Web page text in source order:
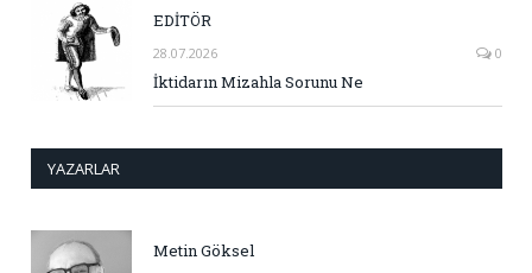
EDİTÖR
28.07.2026 0
İktidarın Mizahla Sorunu Ne
YAZARLAR
Metin Göksel